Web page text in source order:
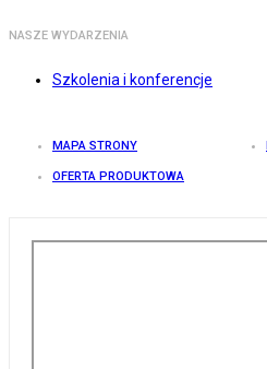
NASZE WYDARZENIA
Szkolenia i konferencje
MAPA STRONY
OFERTA PRODUKTOWA